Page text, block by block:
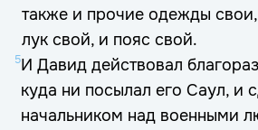
также и прочие одежды
лук свой, и пояс свой.
5И Давид действовал
куда ни посылал его Саул, и
начальником над военными